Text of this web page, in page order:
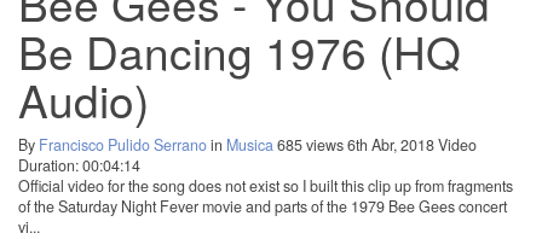
Be Dancing 1976 (HQ
Audio)
By Francisco Pulido Serranoin Musica 685 views6th Abr, 2018Video
Duration: 00:04:14
Official video for the song does not exist so I built this clip up from fragments
of the Saturday Night Fever movie and parts of the 1979 Bee Gees concert
vi...